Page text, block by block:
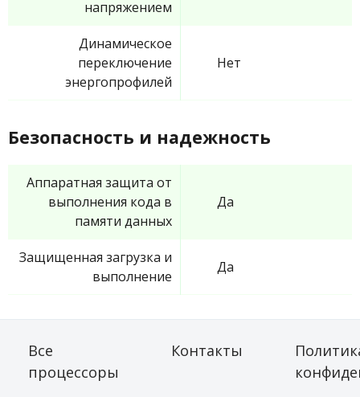
напряжением
Динамическое
переключение
энергопрофилей
Нет
Безопасность и надежность
Аппаратная защита от
выполнения кода в
памяти данных
Да
Защищенная загрузка и
выполнение
Да
Все
процессоры
Контакты